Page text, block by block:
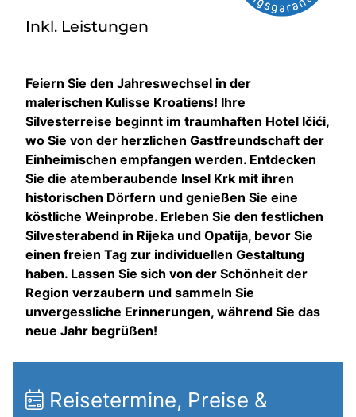
Inkl. Leistungen
Feiern Sie den Jahreswechsel in der
malerischen Kulisse Kroatiens! Ihre
Silvesterreise beginnt im traumhaften Hotel Ičići,
wo Sie von der herzlichen Gastfreundschaft der
Einheimischen empfangen werden. Entdecken
Sie die atemberaubende Insel Krk mit ihren
historischen Dörfern und genießen Sie eine
köstliche Weinprobe. Erleben Sie den festlichen
Silvesterabend in Rijeka und Opatija, bevor Sie
einen freien Tag zur individuellen Gestaltung
haben. Lassen Sie sich von der Schönheit der
Region verzaubern und sammeln Sie
unvergessliche Erinnerungen, während Sie das
neue Jahr begrüßen!
Reisetermine, Preise &